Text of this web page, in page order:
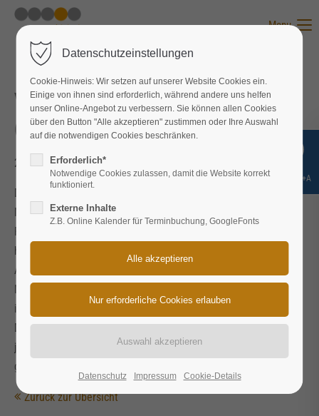
Menu
Vorsitzender der Geschäftsführung
(Dr. rer. pol., Diplom-Kaufmann, 46 J.)
2017-03-21 12:48von Nane Nebel
Die Nebel Karriereberatung hat meine berufliche
Neuorientierung in einen professionellen, strukturierten
Prozess gegossen. Neben diesem für mich wichtigen Prozess
hat mir ganz besonderes der chancen- und stärkenorientierte
Ansatz von Jürgen und Nane Nebel gefallen. Die von Jürgen
Nebel gegebenen innovativen Denkanstöße mündeten bei mir
in einer erfolgreichen Schärfung meines Profils und der klaren
Definition meines Zielmarkts. Jürgen und Nebel haben mir in
jeder Phase und jeder Situation eine sehr hilfreiche Betreuung
gegeben - auch über die Unterschrift hinaus.
Zurück zur Übersicht
Datenschutzeinstellungen
Cookie-Hinweis: Wir setzen auf unserer Website Cookies ein.
Einige von ihnen sind erforderlich, während andere uns helfen
unser Online-Angebot zu verbessern. Sie können allen Cookies
über den Button "Alle akzeptieren" zustimmen oder Ihre Auswahl
auf die notwendigen Cookies beschränken.
Erforderlich*
Notwendige Cookies zulassen, damit die Website korrekt
funktioniert.
Externe Inhalte
Z.B. Online Kalender für Terminbuchung, GoogleFonts
Datenschutz Impressum Cookie-Details
Shift+Alt+A